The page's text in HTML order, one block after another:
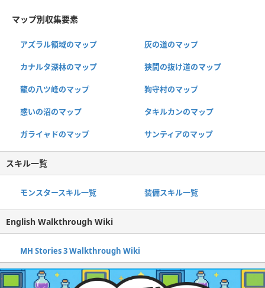
マップ別収集要素
アズラル領域のマップ 灰の道のマップ
カナルタ深林のマップ 狭間の抜け道のマップ
龍の八ツ峰のマップ 狗守村のマップ
惑いの沼のマップ タキルカンのマップ
ガライャドのマップ サンティアのマップ
スキル一覧
モンスタースキル一覧 装備スキル一覧
English Walkthrough Wiki
MH Stories 3 Walkthrough Wiki